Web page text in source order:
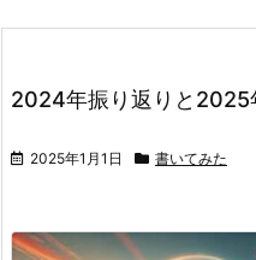
2024年振り返りと2025
2025年1月1日 書いてみた